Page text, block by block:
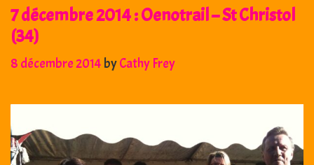
7 décembre 2014 : Oenotrail – St Christol
(34)
8 décembre 2014 byCathy Frey